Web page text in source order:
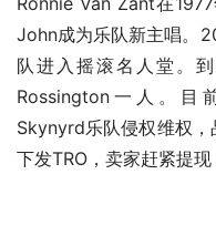
John成为乐队新主唱。
队进入摇滚名人堂。
Rossington一人。目
Skynyrd乐队侵权维权
下发TRO，卖家赶紧提现